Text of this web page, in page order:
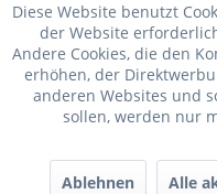
Kunststoff Acrylkugel
Acrylk ugel zum
transparentes Acryl mit
Farben und
Diese Website benutzt
der Website
Andere Cookies, die den
erhöhen, der
anderen Websites und
sollen, werden nur
Ablehnen Alle